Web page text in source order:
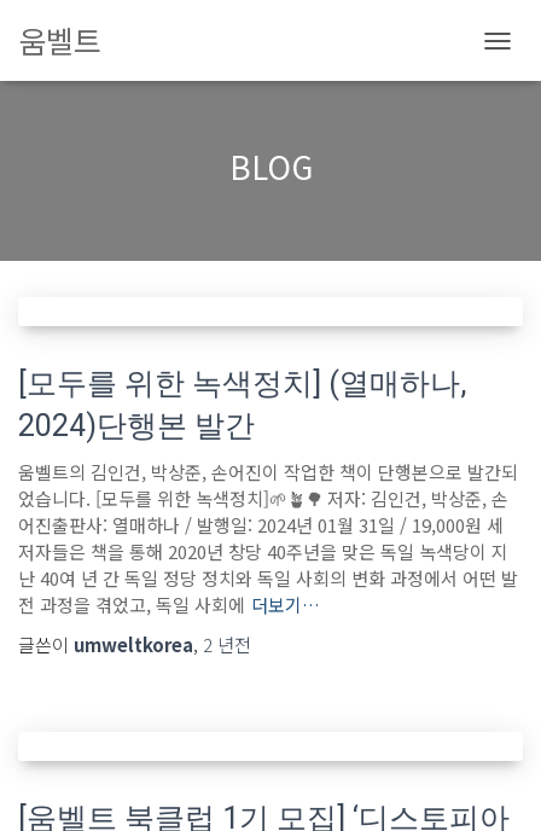
움벨트
비
BLOG
[모두를 위한 녹색정치] (열매하나,
2024)단행본 발간
움벨트의 김인건, 박상준, 손어진이 작업한 책이 단행본으로 발간되
었습니다. [모두를 위한 녹색정치]🌱🪴🌳 저자: 김인건, 박상준, 손
어진출판사: 열매하나 / 발행일: 2024년 01월 31일 / 19,000원 세
저자들은 책을 통해 2020년 창당 40주년을 맞은 독일 녹색당이 지
난 40여 년 간 독일 정당 정치와 독일 사회의 변화 과정에서 어떤 발
전 과정을 겪었고, 독일 사회에 더보기…
글쓴이 umweltkorea, 2 년전
[움벨트 북클럽 1기 모집] ‘디스토피아